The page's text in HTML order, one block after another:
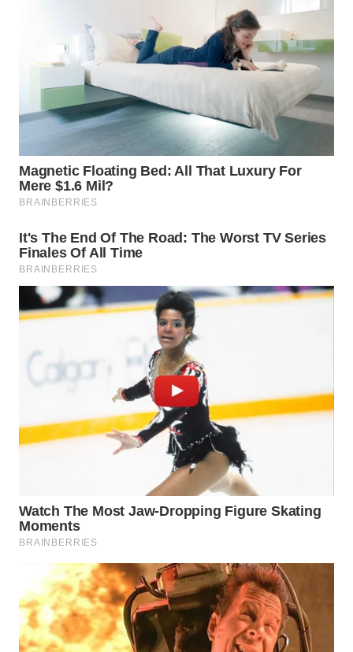
WN
SAMOSIR
WN
LAWAS
WN
WN
CIANJUR
WN
WN
WN
CIREBON
WN
INDRAMAYU
WN
KUNINGAN